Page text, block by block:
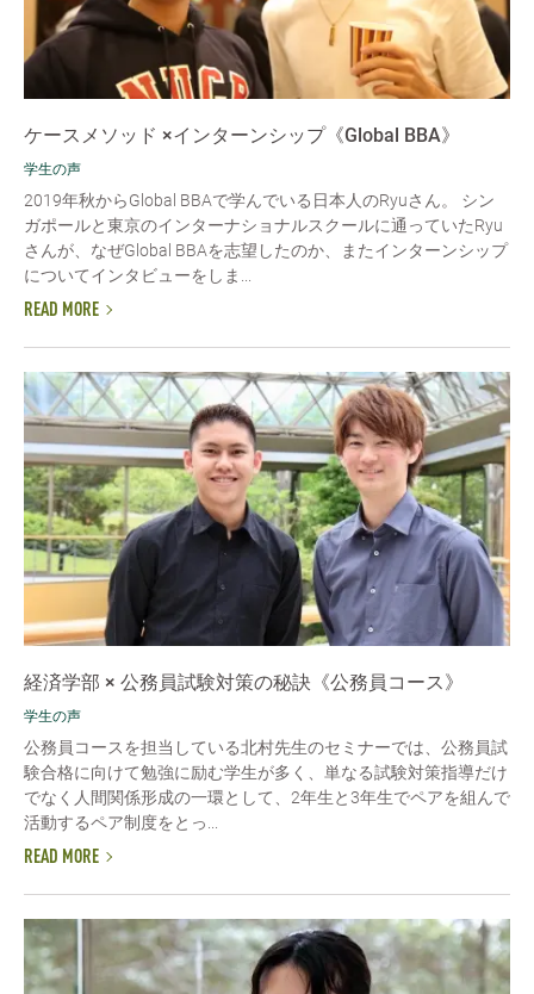
ケースメソッド ×インターンシップ《Global BBA》
学生の声
2019年秋からGlobal BBAで学んでいる日本人のRyuさん。 シン
ガポールと東京のインターナショナルスクールに通っていたRyu
さんが、なぜGlobal BBAを志望したのか、またインターンシップ
についてインタビューをしま...
READ MORE
経済学部 × 公務員試験対策の秘訣《公務員コース》
学生の声
公務員コースを担当している北村先生のセミナーでは、公務員試
験合格に向けて勉強に励む学生が多く、単なる試験対策指導だけ
でなく人間関係形成の一環として、2年生と3年生でペアを組んで
活動するペア制度をとっ...
READ MORE